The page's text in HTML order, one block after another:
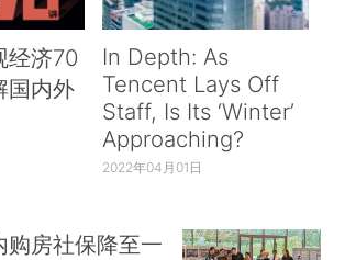
经济70
国内外
In Depth: As
Tencent Lays Off
Staff, Is Its ‘Winter’
Approaching?
2022年04月01日
购房社保降至一